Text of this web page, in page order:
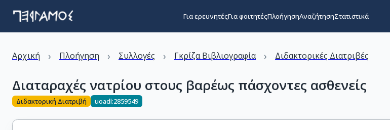
Για ερευνητέςΓια φοιτητέςΠλοήγησηΑναζήτησηΣτατιστικά
Αρχική › Πλοήγηση › Συλλογές › Γκρίζα Βιβλιογραφία › Διδακτορικές Διατριβές
Διαταραχές νατρίου στους βαρέως πάσχοντες ασθενείς
Διδακτορική Διατριβή uoadl:2859549